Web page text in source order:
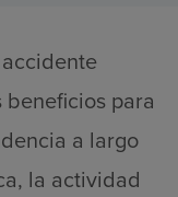
para
a largo
la actividad